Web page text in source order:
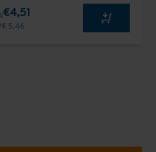
€4,51
€ 5,46